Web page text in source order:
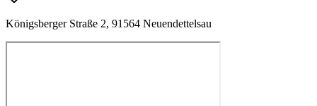
Königsberger Straße 2, 91564 Neuendettelsau